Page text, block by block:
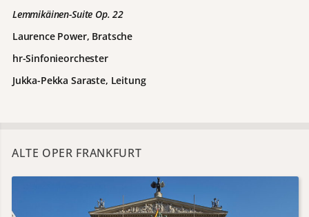
Lemmikäinen-Suite Op. 22
Laurence Power, Bratsche
hr-Sinfonieorchester
Jukka-Pekka Saraste, Leitung
ALTE OPER FRANKFURT